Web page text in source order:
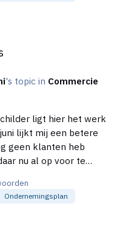
's topic in Commercie
ligt hier het werk
lijkt mij een betere
nu al op voor te
maar als er een
is hoor ik dat graag,
Ondernemingsplan